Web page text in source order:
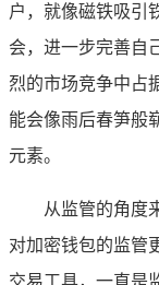
户，就像磁铁吸引
会，进一步完善自
烈的市场竞争中占
能会像雨后春笋般
元素。
从监管的角度
对加密钱包的监管
交易工具，一直是